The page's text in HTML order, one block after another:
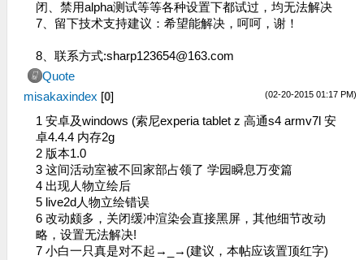
闭、禁用alpha测试等等各种设置下都试过，均无法解决
7、留下技术支持建议：希望能解决，呵呵，谢！
8、联系方式:sharp123654@163.com
Quote
(02-20-2015 01:17 PM)
misakaxindex [0]
1 安卓及windows (索尼experia tablet z 高通s4 armv7l 安
卓4.4.4 内存2g
2 版本1.0
3 这间活动室被不回家部占领了 学园瞬息万变篇
4 出现人物立绘后
5 live2d人物立绘错误
6 改动颇多，关闭缓冲渲染会直接黑屏，其他细节改动
略，设置无法解决!
7 小白一只真是对不起→_→(建议，本帖应该置顶红字)